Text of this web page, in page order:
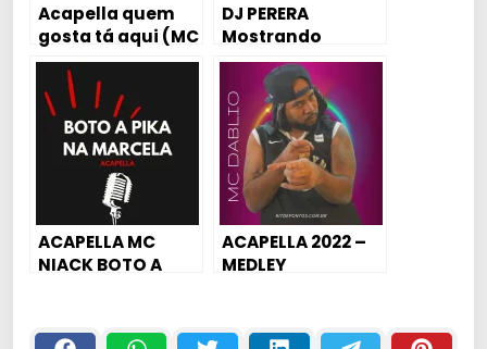
Acapella quem
gosta tá aqui (MC
Dellk & Mc Kado)
JR PROJECT
DJ PERERA
Mostrando
SEGREDO de
AFINAÇÃO DE VOZ
– Menor da VG
ACAPELLA MC
NIACK BOTO A
ACAPELLA 2022 –
MEDLEY